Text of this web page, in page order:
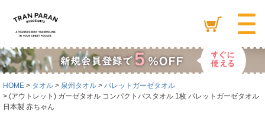
HOME タオル 泉州タオル
パレットガーゼタオル
(アウトレット) ガーゼタオル コンパクトバスタオル 1枚 パレットガーゼタオル
日本製 赤ちゃん